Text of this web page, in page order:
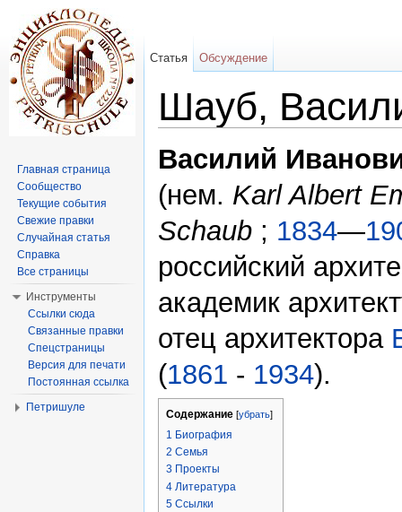
Шауб,
Василий
(нем. Karl Albert
Schaub ; 1834—
российский
академик
отец архитектора
(1861 - 1934).
Содержание [убрать]
1 Биография
2 Семья
3 Проекты
4 Литература
5 Ссылки
Статья Обсуждение
Главная страница
Сообщество
Текущие события
Свежие правки
Случайная статья
Справка
Все страницы
Инструменты
Ссылки сюда
Связанные правки
Спецстраницы
Версия для печати
Постоянная ссылка
Петришуле